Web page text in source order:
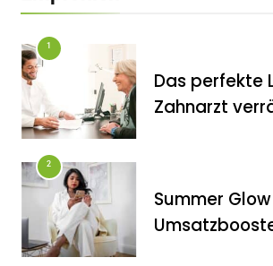
1
Das perfekte
Zahnarzt
2
Summer
FITNESS
Inanna Medical Spa als
Spa in Berlin durch
Germany akkreditiert